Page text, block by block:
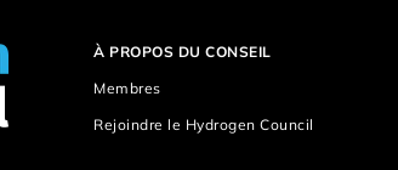
À PROPOS DU CONSEIL
Membres
Rejoindre le Hydrogen Council